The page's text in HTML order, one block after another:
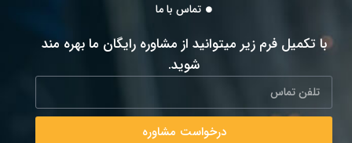
تماس با ما
با تکمیل فرم زیر میتوانید از مشاوره رایگان ما بهره مند
شوید.
درخواست مشاوره